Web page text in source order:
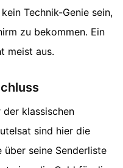
Technik-Genie sein,
zu bekommen. Ein
meist aus.
klassischen
sind hier die
seine Senderliste